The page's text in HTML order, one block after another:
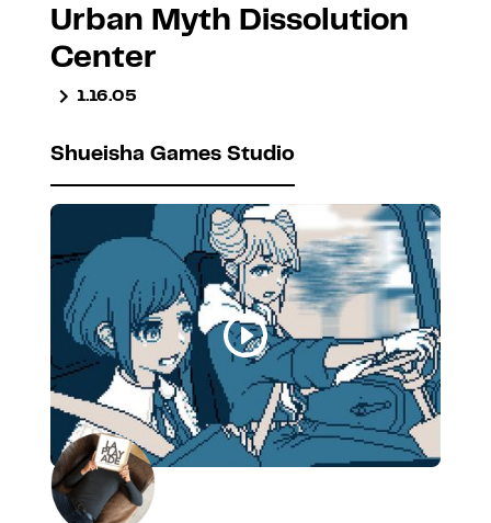
Urban Myth Dissolution
Center
1.16.05
Shueisha Games Studio